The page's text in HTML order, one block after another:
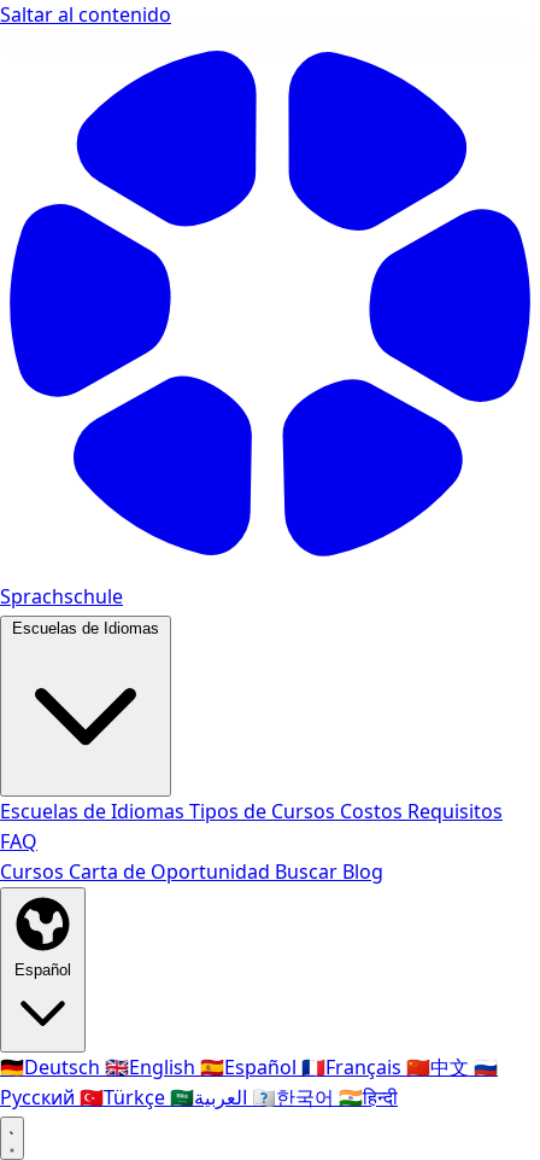
Saltar al contenido
Sprachschule
Escuelas de Idiomas
Escuelas de Idiomas Tipos de Cursos Costos Requisitos
FAQ
Cursos Carta de Oportunidad Buscar Blog
Español
🇩🇪Deutsch 🇬🇧English 🇪🇸Español 🇫🇷Français 🇨🇳中文 🇷🇺
Русский 🇹🇷Türkçe🇸🇦 🇰🇷한국어 🇮🇳हिन्दी